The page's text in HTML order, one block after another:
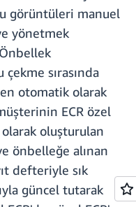
görüntüleri manuel
yönetmek
sırasında
otomatik olarak
ECR özel
oluşturulan
önbelleğe alınan
defteriyle sık
güncel tutarak